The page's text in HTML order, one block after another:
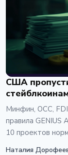
США
Минфин, OCC,
правила GENIUS
10 проектов
Наталия